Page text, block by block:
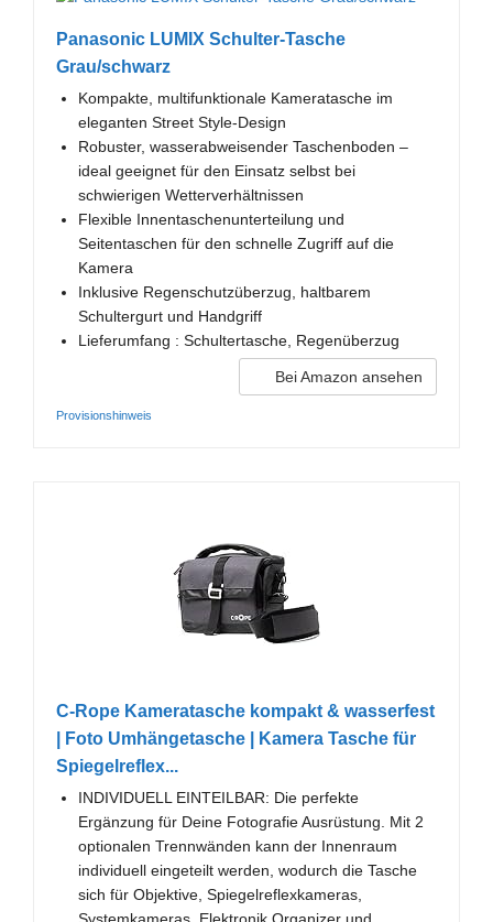
Panasonic LUMIX Schulter-Tasche
Grau/schwarz
Kompakte, multifunktionale Kameratasche im
eleganten Street Style-Design
Robuster, wasserabweisender Taschenboden –
ideal geeignet für den Einsatz selbst bei
schwierigen Wetterverhältnissen
Flexible Innentaschenunterteilung und
Seitentaschen für den schnelle Zugriff auf die
Kamera
Inklusive Regenschutzüberzug, haltbarem
Schultergurt und Handgriff
Lieferumfang : Schultertasche, Regenüberzug
Bei Amazon ansehen
Provisionshinweis
C-Rope Kameratasche kompakt & wasserfest
| Foto Umhängetasche | Kamera Tasche für
Spiegelreflex...
INDIVIDUELL EINTEILBAR: Die perfekte
Ergänzung für Deine Fotografie Ausrüstung. Mit 2
optionalen Trennwänden kann der Innenraum
individuell eingeteilt werden, wodurch die Tasche
sich für Objektive, Spiegelreflexkameras,
Systemkameras, Elektronik Organizer und